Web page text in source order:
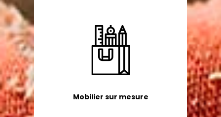
Mobilier sur mesure